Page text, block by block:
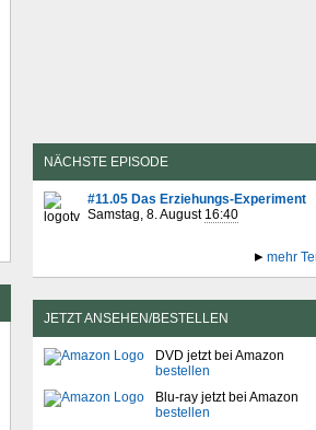
NÄCHSTE EPISODE
#11.05 Das Erziehungs-Experiment
Samstag, 8. August 16:40
mehr
JETZT ANSEHEN/BESTELLEN
DVD jetzt bei Amazon
bestellen
Blu-ray jetzt bei Amazon
bestellen